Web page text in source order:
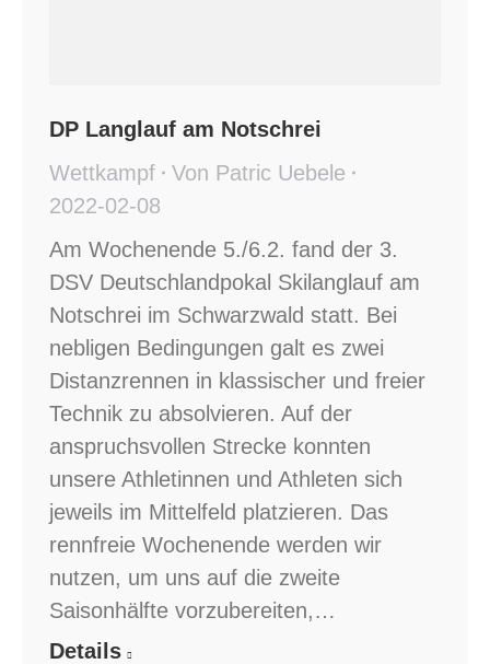
DP Langlauf am Notschrei
Wettkampf
Von Patric Uebele
2022-02-08
Am Wochenende 5./6.2. fand der 3.
DSV Deutschlandpokal Skilanglauf am
Notschrei im Schwarzwald statt. Bei
nebligen Bedingungen galt es zwei
Distanzrennen in klassischer und freier
Technik zu absolvieren. Auf der
anspruchsvollen Strecke konnten
unsere Athletinnen und Athleten sich
jeweils im Mittelfeld platzieren. Das
rennfreie Wochenende werden wir
nutzen, um uns auf die zweite
Saisonhälfte vorzubereiten,…
Details